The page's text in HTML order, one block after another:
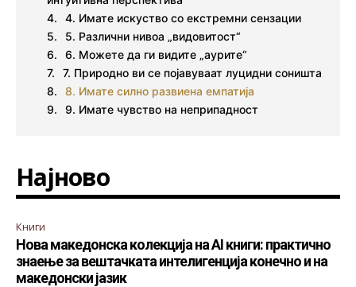
4. Имате искуство со екстремни сензации
5. Различни нивоа „видовитост“
6. Можете да ги видите „аурите“
7. Природно ви се појавуваат луцидни соништа
8. Имате силно развиена емпатија
9. Имате чувство на неприпадност
Најново
Книги
Нова македонска колекција на AI книги: практично
знаење за вештачката интелигенција конечно и на
македонски јазик